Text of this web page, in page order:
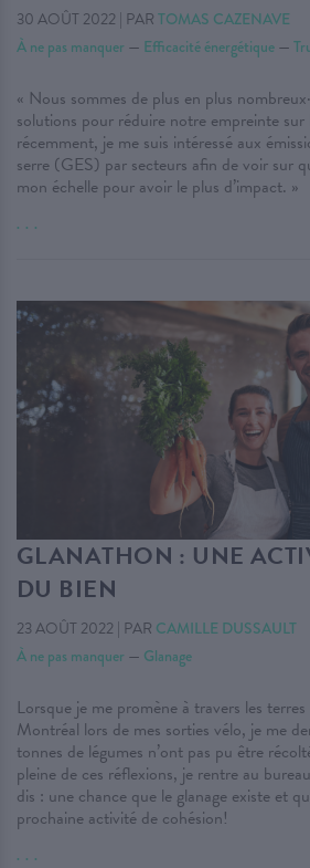
30 AOÛT 2022 | PAR TOMAS CAZENAVE
À ne pas manquer — Efficacité énergétique —
« Nous sommes de plus en plus
solutions pour réduire notre empreinte
récemment, je me suis intéressé aux
serre (GES) par secteurs afin de voir sur
mon échelle pour avoir le plus d’impact. »
. . .
GLANATHON : UNE
DU BIEN
23 AOÛT 2022 | PAR CAMILLE DUSSAULT
À ne pas manquer — Glanage
Lorsque je me promène à travers les
Montréal lors de mes sorties vélo, je me
tonnes de légumes n’ont pas pu être
pleine de ces réflexions, je rentre au
dis : une chance que le glanage existe et
prochaine activité de cohésion!
. . .